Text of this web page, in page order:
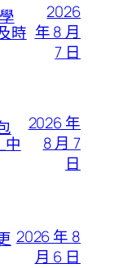
時
2026
年 8 月
7 日
中
2026 年
8 月 7
日
2026 年 8
月 6 日